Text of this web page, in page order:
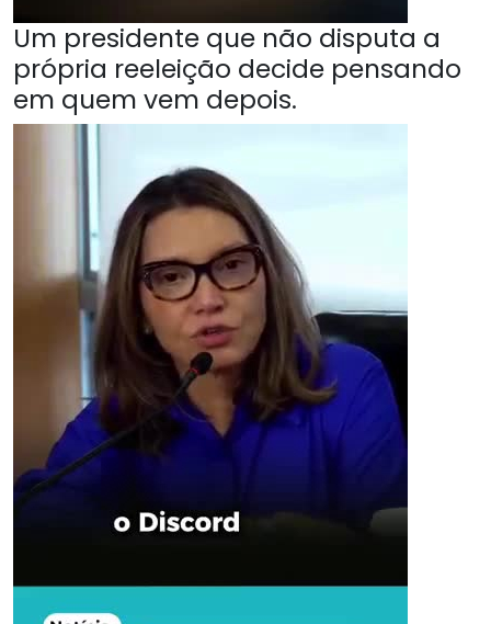
Um presidente que não disputa a
própria reeleição decide pensando
em quem vem depois.